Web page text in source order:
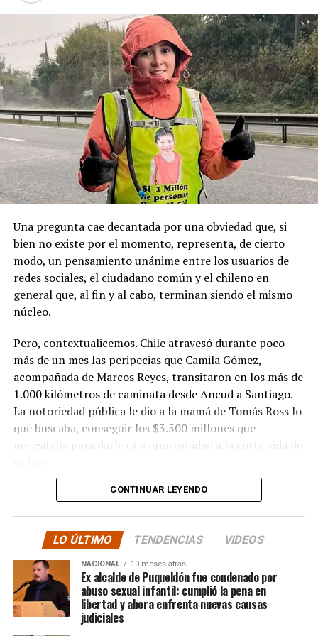
de Puqueldón, donde Montecinos ejerció como
autoridad y mantenía vínculos con sectores políticos
locales, principalmente de derecha.
Pese a la gravedad a la gravedad de los hechos, no se
registraron declaraciones públicas de su partido ni
sanciones políticas posteriores.
buscamos es que esta fecha sea un feriado regional
permanente y se haga justicia con esta posesión
geopolítica que es tan importante”.
Recordemos que el 21 de Septiembre de 1883 se produjo
la Toma de Posesión del Estrecho de Magallanes, donde
el capitán Juan Guillermos y 23 tripulantes a bordo de la
Goleta de Guerra Ancud de la Armada tomaron posesión
de estas tierras patagónicas donde izaron la bandera
nacional declarando este territorio como parte de Chile.
Una pregunta cae decantada por una obviedad que, si
bien no existe por el momento, representa, de cierto
modo, un pensamiento unánime entre los usuarios de
redes sociales, el ciudadano común y el chileno en
general que, al fin y al cabo, terminan siendo el mismo
núcleo.
Pero, contextualicemos. Chile atravesó durante poco
más de un mes las peripecias que Camila Gómez,
acompañada de Marcos Reyes, transitaron en los más de
1.000 kilómetros de caminata desde Ancud a Santiago.
La notoriedad pública le dio a la mamá de Tomás Ross lo
que buscaba, conseguir los $3.500 millones que
necesitaba para darle una oportunidad a la corta vida de
La solidaridad y empatía de los chilenos en cada paso
sino que se superó con creces. De hecho, el último
cómputo dado a conocer reveló la suma total de
$3.689.545.200.
Según Camila Gómez, el excedente de casi $200
millones sería destinadopara los costos médicos
asociados al suministro del Elevidys «porque los 3.500
CONTINUAR LEYENDO
LO ÚLTIMO TENDENCIAS VIDEOS
NACIONAL 10 meses atras
Ex alcalde de Puqueldón fue condenado por
abuso sexual infantil: cumplió la pena en
libertad y ahora enfrenta nuevas causas
judiciales